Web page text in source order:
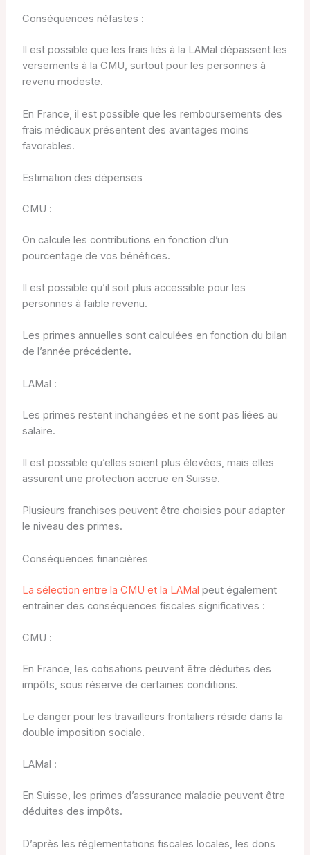
Conséquences néfastes :
Il est possible que les frais liés à la LAMal dépassent les
versements à la CMU, surtout pour les personnes à
revenu modeste.
En France, il est possible que les remboursements des
frais médicaux présentent des avantages moins
favorables.
Estimation des dépenses
CMU :
On calcule les contributions en fonction d’un
pourcentage de vos bénéfices.
Il est possible qu’il soit plus accessible pour les
personnes à faible revenu.
Les primes annuelles sont calculées en fonction du bilan
de l’année précédente.
LAMal :
Les primes restent inchangées et ne sont pas liées au
salaire.
Il est possible qu’elles soient plus élevées, mais elles
assurent une protection accrue en Suisse.
Plusieurs franchises peuvent être choisies pour adapter
le niveau des primes.
Conséquences financières
La sélection entre la CMU et la LAMal peut également
entraîner des conséquences fiscales significatives :
CMU :
En France, les cotisations peuvent être déduites des
impôts, sous réserve de certaines conditions.
Le danger pour les travailleurs frontaliers réside dans la
double imposition sociale.
LAMal :
En Suisse, les primes d’assurance maladie peuvent être
déduites des impôts.
D’après les réglementations fiscales locales, les dons